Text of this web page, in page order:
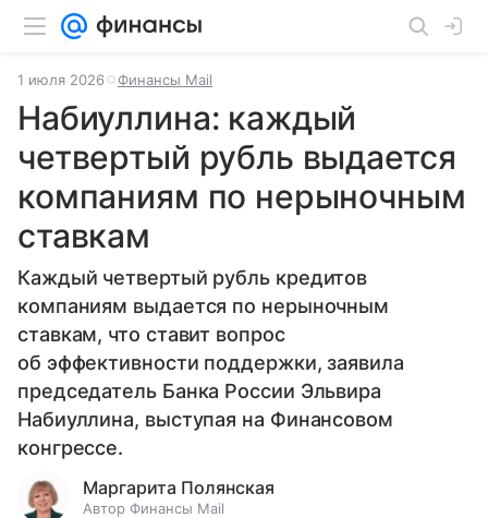
1 июля 2026 Финансы Mail
Набиуллина: каждый
четвертый рубль выдается
компаниям по нерыночным
ставкам
Каждый четвертый рубль кредитов
компаниям выдается по нерыночным
ставкам, что ставит вопрос
об эффективности поддержки, заявила
председатель Банка России Эльвира
Набиуллина, выступая на Финансовом
конгрессе.
Маргарита Полянская
Автор Финансы Mail